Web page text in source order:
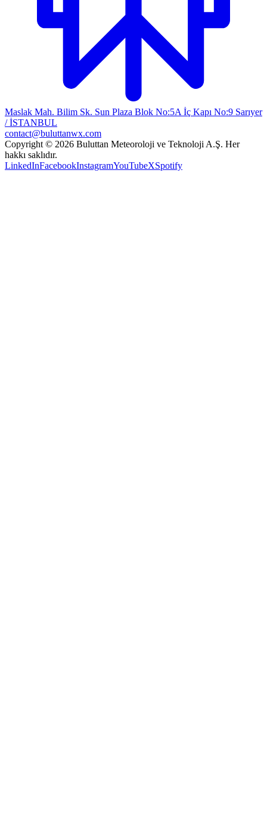
Maslak Mah. Bilim Sk. Sun Plaza Blok No:5A İç Kapı No:9 Sarıyer
/ İSTANBUL
contact@buluttanwx.com
Copyright © 2026 Buluttan Meteoroloji ve Teknoloji A.Ş. Her
hakkı saklıdır.
LinkedInFacebookInstagramYouTubeXSpotify